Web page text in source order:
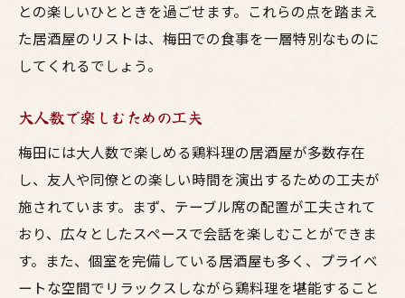
との楽しいひとときを過ごせます。これらの点を踏まえ
た居酒屋のリストは、梅田での食事を一層特別なものに
してくれるでしょう。
大人数で楽しむための工夫
梅田には大人数で楽しめる鶏料理の居酒屋が多数存在
し、友人や同僚との楽しい時間を演出するための工夫が
施されています。まず、テーブル席の配置が工夫されて
おり、広々としたスペースで会話を楽しむことができま
す。また、個室を完備している居酒屋も多く、プライベ
ートな空間でリラックスしながら鶏料理を堪能すること